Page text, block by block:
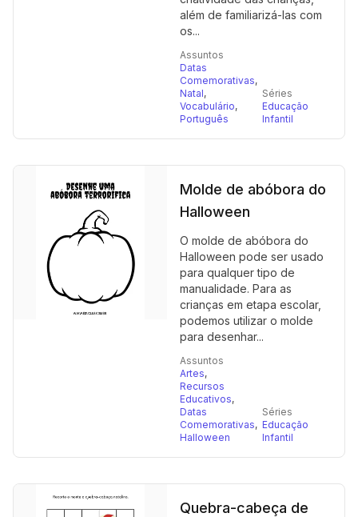
além de familiarizá-las com
os...
Assuntos
Datas
Comemorativas,
Natal,
Vocabulário,
Português
Séries
Educação
Infantil
Molde de abóbora do
Halloween
O molde de abóbora do
Halloween pode ser usado
para qualquer tipo de
manualidade. Para as
crianças em etapa escolar,
podemos utilizar o molde
para desenhar...
Assuntos
Artes,
Recursos
Educativos,
Datas
Comemorativas,
Halloween
Séries
Educação
Infantil
Quebra-cabeça de